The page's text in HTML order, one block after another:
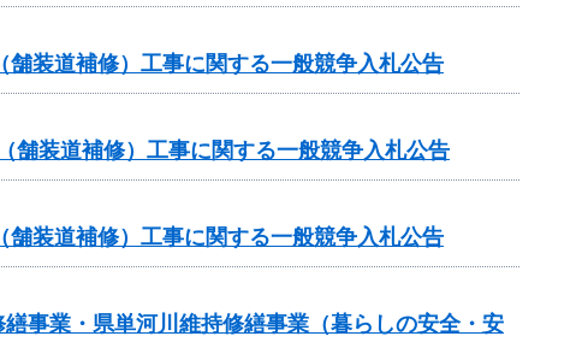
装道補修）工事に関する一般競争入札公告
舗装道補修）工事に関する一般競争入札公告
装道補修）工事に関する一般競争入札公告
事業・県単河川維持修繕事業（暮らしの安全・安